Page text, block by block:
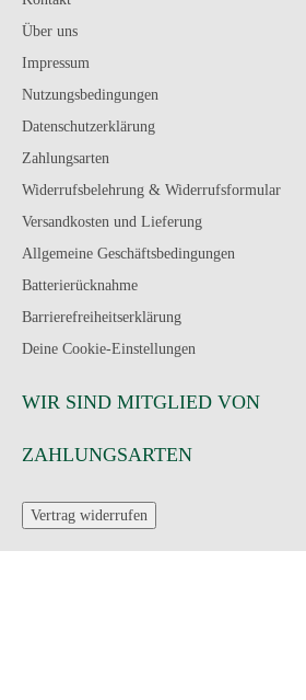
Über uns
Impressum
Nutzungsbedingungen
Datenschutzerklärung
Zahlungsarten
Widerrufsbelehrung & Widerrufsformular
Versandkosten und Lieferung
Allgemeine Geschäftsbedingungen
Batterierücknahme
Barrierefreiheitserklärung
Deine Cookie-Einstellungen
WIR SIND MITGLIED VON
ZAHLUNGSARTEN
Vertrag widerrufen